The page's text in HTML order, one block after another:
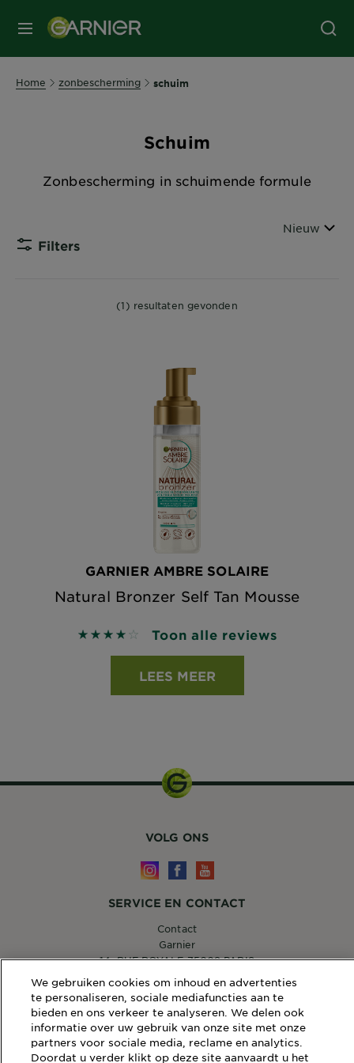
MENU
Home zonbescherming schuim
Schuim
Zonbescherming in schuimende formule
Filters
Sorteren Op
Nieuw
(1) resultaten gevonden
GARNIER AMBRE SOLAIRE
Natural Bronzer Self Tan Mousse
4.0685 out of 5 stars based on reviews
Toon alle reviews
LEES MEER
WEBSITE LINKS
VOLG ONS
SERVICE EN CONTACT
Contact
Garnier
14, RUE ROYALE 75008 PARIS
[email protected]
We gebruiken cookies om inhoud en advertenties
te personaliseren, sociale mediafuncties aan te
bieden en ons verkeer te analyseren. We delen ook
informatie over uw gebruik van onze site met onze
partners voor sociale media, reclame en analytics.
Doordat u verder klikt op deze site aanvaardt u het